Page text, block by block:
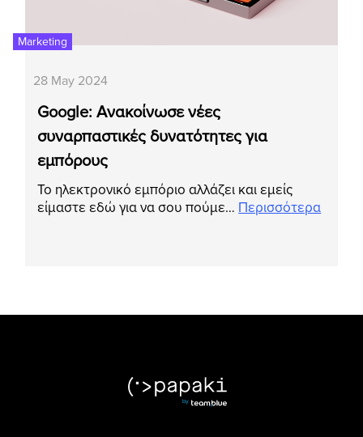
Marketing
28 May 2024
Google: Ανακοίνωσε νέες
συναρπαστικές δυνατότητες για
εμπόρους
Το ηλεκτρονικό εμπόριο αλλάζει και εμείς
είμαστε εδώ για να σου πούμε… Περισσότερα